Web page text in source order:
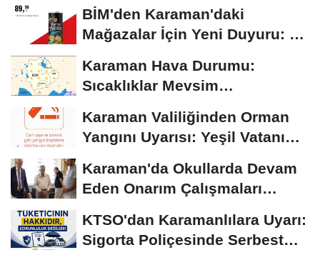
BİM'den Karaman'daki
Mağazalar İçin Yeni Duyuru: 11
Karaman Hava Durumu:
Sıcaklıklar Mevsim
Seyrediyor
Karaman Valiliğinden Orman
Yangını Uyarısı: Yeşil Vatanı
Karaman'da Okullarda Devam
Eden Onarım Çalışmaları
KTSO'dan Karamanlılara Uyarı:
Sigorta Poliçesinde Serbest